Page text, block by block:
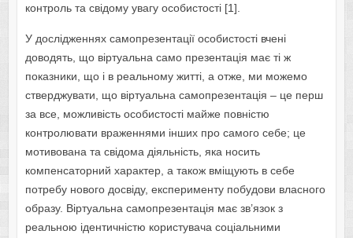
контроль та свідому увагу особистості [1].
У дослідженнях самопрезентації особистості вчені
доводять, що віртуальна само презентація має ті ж
показники, що і в реальному житті, а отже, ми можемо
стверджувати, що віртуальна самопрезентація – це перш
за все, можливість особистості майже повністю
контролювати враженнями інших про самого себе; це
мотивована та свідома діяльність, яка носить
компенсаторний характер, а також вміщують в себе
потребу нового досвіду, експерименту побудови власного
образу. Віртуальна самопрезентація має зв’язок з
реальною ідентичністю користувача соціальними